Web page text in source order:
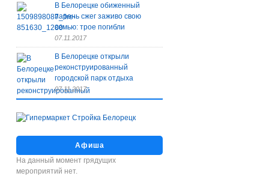
В Белорецке обиженный
парень сжег заживо свою
семью: трое погибли
07.11.2017
В Белорецке открыли
реконструированный
городской парк отдыха
07.11.2017
Афиша
На данный момент грядущих
мероприятий нет.